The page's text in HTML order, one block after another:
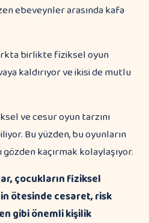
ebeveynler arasında kafa
ve cesur oyun tarzını
Bu yüzden, bu oyunların
kaçırmak kolaylaşıyor.
çocukların fiziksel
ötesinde cesaret, risk
gibi önemli kişilik